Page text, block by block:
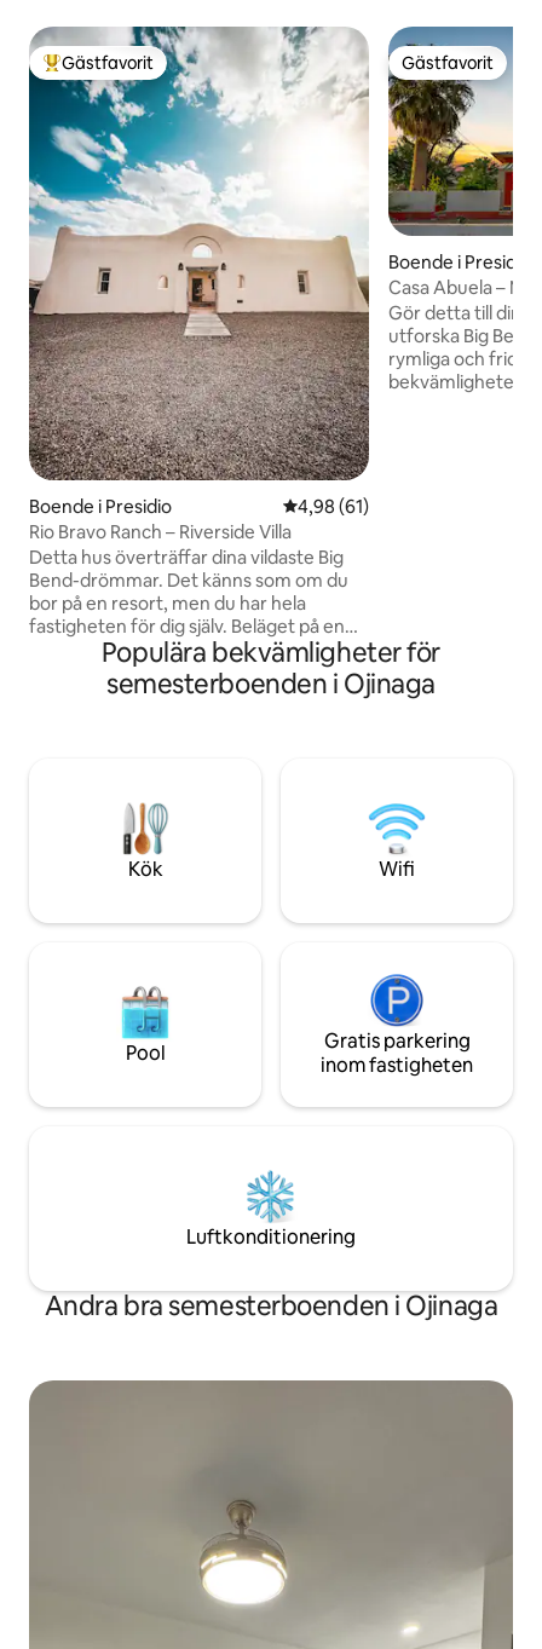
Populär gästfavorit
Gästfavorit
Boende i Presidio 4,98 av 5 i genomsnittligt
4,98 (61)
Rio Bravo Ranch – Riverside Villa
Detta hus överträffar dina vildaste Big
Bend-drömmar. Det känns som om du
bor på en resort, men du har hela
fastigheten för dig själv. Beläget på en
privat ranch som gränsar till FM 170/The
River Road nära Big Bend Ranch State
Park och bara 64 km till Lajitas, utstrålar
den bästa semesterboendeupplevelsen
i Big Bend. Livet är för kort för att inte bo
på Rio Bravo Ranch!
Gästfavorit
Gästfavorit
Boende i Presidio
Casa Abuela –
med 2 sovrum
Gör detta till din
utforska Big
rymliga och
bekvämligheter
Populära bekvämligheter för
semesterboenden i Ojinaga
Kök Wifi
Pool
Gratis parkering
inom fastigheten
Luftkonditionering
Andra bra semesterboenden i Ojinaga